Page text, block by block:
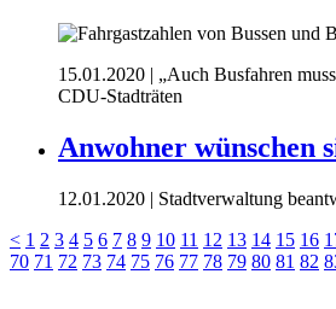
15.01.2020 | „Auch Busfahren
CDU-Stadträten
Anwohner wünschen
12.01.2020 | Stadtverwaltung
< 1 2 3 4 5 6 7 8 9 10 11 12 13 14 15 16
70 71 72 73 74 75 76 77 78 79 80 81 82